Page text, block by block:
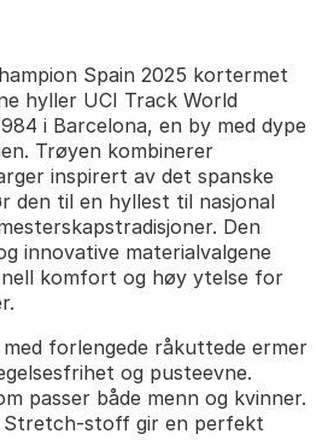
Spain 2025 kortermet
hyller UCI Track World
i Barcelona, en by med dype
Trøyen kombinerer
inspirert av det spanske
den til en hyllest til nasjonal
Den
innovative materialvalgene
komfort og høy ytelse for
forlengede råkuttede ermer
og pusteevne.
passer både menn og kvinner.
Stretch-stoff gir en perfekt